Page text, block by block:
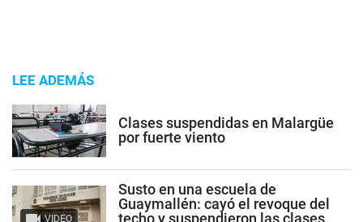
LEE ADEMÁS
Clases suspendidas en Malargüe
por fuerte viento
VIDEO
Susto en una escuela de
Guaymallén: cayó el revoque del
techo y suspendieron las clases